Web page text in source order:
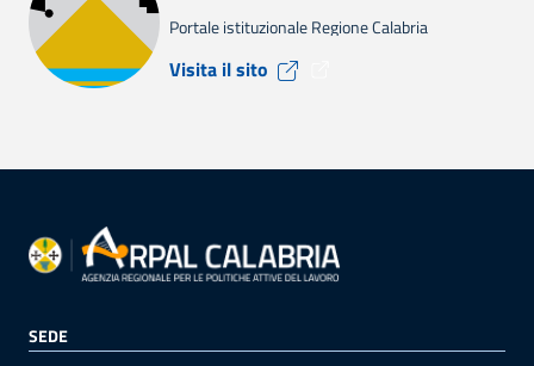
Portale istituzionale Regione Calabria
Visita il sito
SEDE